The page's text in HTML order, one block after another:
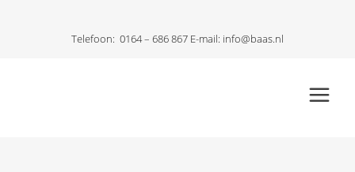
Telefoon: 0164 – 686 867 E-mail: info@baas.nl